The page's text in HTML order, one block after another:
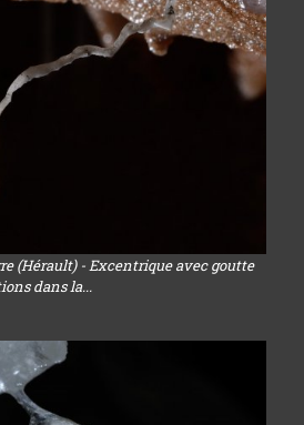
(Hérault) - Excentrique avec goutte
dans la...